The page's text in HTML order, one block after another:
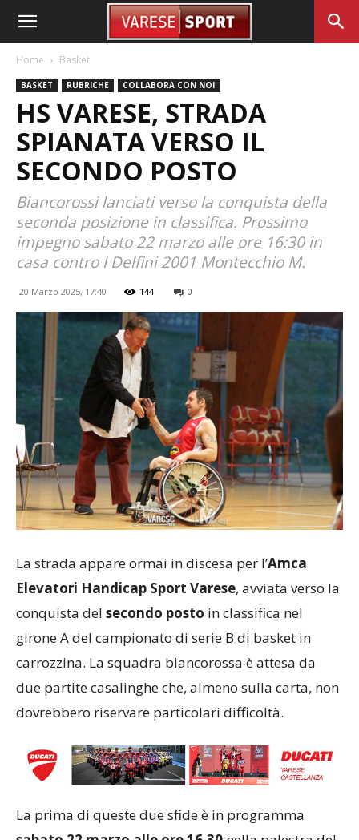
Home Basket
BASKET RUBRICHE COLLABORA CON NOI
HS VARESE, STRADA
SPIANATA VERSO IL
SECONDO POSTO
Biancorossi lanciati verso la conquista della
seconda posizione in classifica. Prossimo
impegno sabato 22 marzo alle ore 16:30 in
casa contro I Delfini 2001 Montecchio M.
20 Marzo 2025, 17:40 144 0
La strada appare ormai in discesa per l’Amca
Elevatori Handicap Sport Varese, avviata verso la
conquista del secondo posto in classifica nel
girone A del campionato di serie B di basket in
carrozzina. La squadra biancorossa è attesa da
due partite casalinghe che, almeno sulla carta, non
dovrebbero riservare particolari difficoltà.
La prima di queste due sfide è in programma